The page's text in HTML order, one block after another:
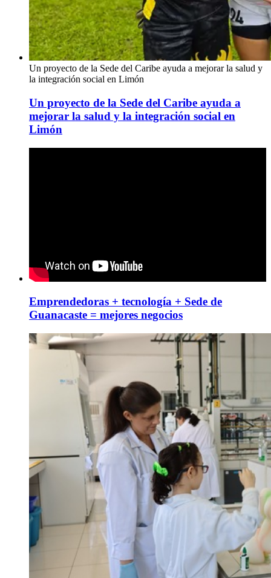
Un proyecto de la Sede del Caribe ayuda a mejorar la salud y
la integración social en Limón
Un proyecto de la Sede del Caribe ayuda a
mejorar la salud y la integración social en
Limón
Emprendedoras + tecnología + Sede de
Guanacaste = mejores negocios